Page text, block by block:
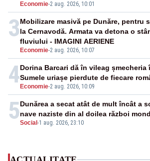
Economie-2 aug. 2026, 10:01
3
Economie-2 aug. 2026, 10:07
Mobilizare masivă pe Dunăre, pentru
la Cernavodă. Armata va detona o
fluviului - IMAGINI AERIENE
4 Economie-2 aug. 2026, 10:09
Dorina Barcari dă în vileag
Sumele uriașe pierdute de fiecare
5Social -1 aug. 2026, 23:10
Dunărea a secat atât de mult încât a
nave naziste din al doilea război